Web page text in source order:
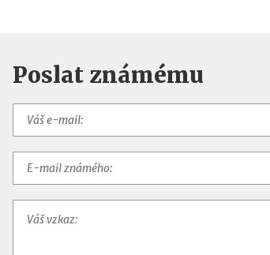
Poslat známému